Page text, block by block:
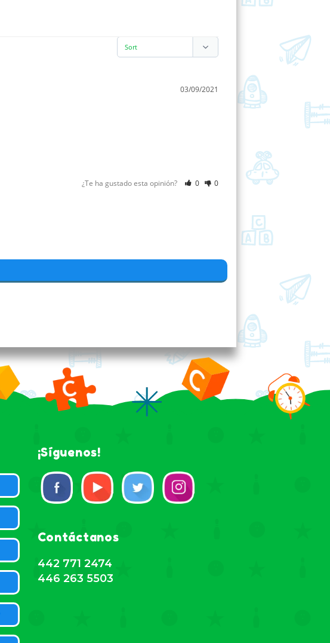
03/09/2021
¿Te ha gustado esta opinión? 0 0
¡Síguenos!
Contáctanos
442 771 2474
446 263 5503